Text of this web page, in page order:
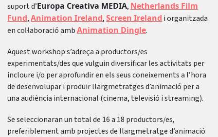
suport d’Europa Creativa MEDIA, Netherlands Film
Fund,Animation Ireland,Screen Ireland i organitzada
en col·laboració ambAnimation Dingle.
Aquest workshop s’adreça a productors/es
experimentats/des que vulguin diversificar les activitats per
incloure i/o per aprofundir en els seus coneixements a l’hora
de desenvolupar i produir llargmetratges d’animació per a
una audiència internacional (cinema, televisió i streaming).
Se seleccionaran un total de 16 a 18 productors/es,
preferiblement amb projectes de llargmetratge d’animació